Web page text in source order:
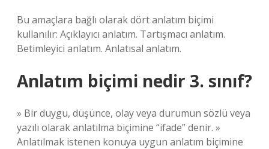
Bu amaçlara bağlı olarak dört anlatım biçimi
kullanılır: Açıklayıcı anlatım. Tartışmacı anlatım.
Betimleyici anlatım. Anlatısal anlatım.
Anlatım biçimi nedir 3. sınıf?
» Bir duygu, düşünce, olay veya durumun sözlü veya
yazılı olarak anlatılma biçimine “ifade” denir. »
Anlatılmak istenen konuya uygun anlatım biçimine